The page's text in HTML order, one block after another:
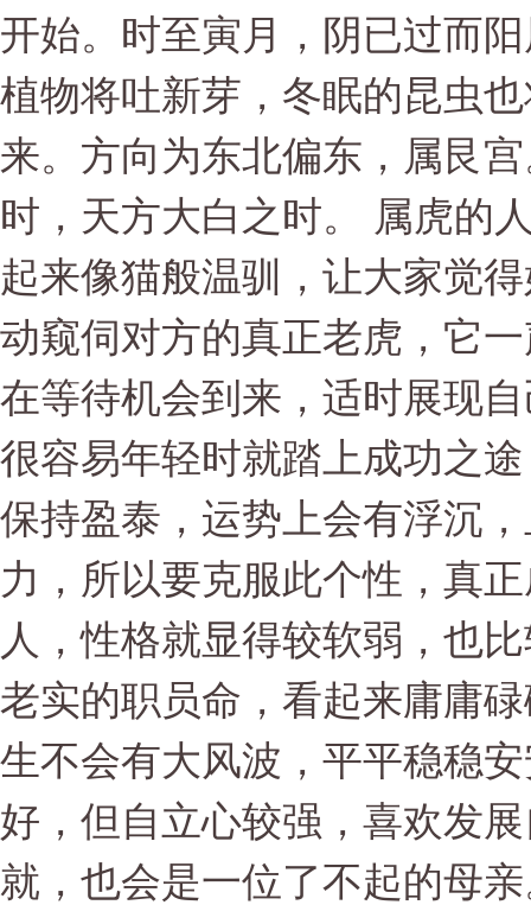
开始。时至寅月，阴已过而
植物将吐新芽，冬眠的昆虫
来。方向为东北偏东，属艮
时，天方大白之时。 属虎的
起来像猫般温驯，让大家觉
动窥伺对方的真正老虎，它
在等待机会到来，适时展现
很容易年轻时就踏上成功之
保持盈泰，运势上会有浮沉
力，所以要克服此个性，真
人，性格就显得较软弱，也
老实的职员命，看起来庸庸
生不会有大风波，平平稳稳
好，但自立心较强，喜欢发
就，也会是一位了不起的母